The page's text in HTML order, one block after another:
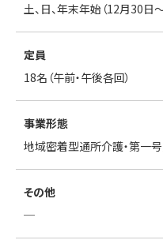
土、日、年末年始（12月30日
定員
18名（午前・午後各回）
事業形態
地域密着型通所介護・第一
その他
─